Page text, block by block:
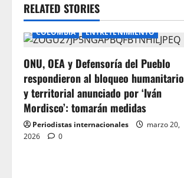
n
a
v
i
g
a
RELATED STORIES
COLOMBIA ENTRETENIMIENTO
ONU, OEA y Defensoría del Pueblo
respondieron al bloqueo humanitario
y territorial anunciado por ‘Iván
Mordisco’: tomarán medidas
Periodistas internacionales
marzo 20,
2026
0